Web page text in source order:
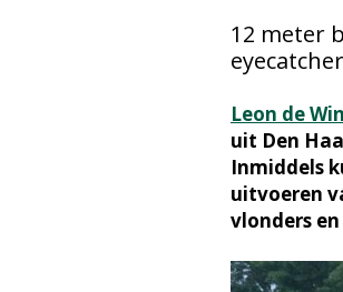
12 meter
eyecatcher
Leon de
uit Den
Inmiddels
uitvoeren
vlonders